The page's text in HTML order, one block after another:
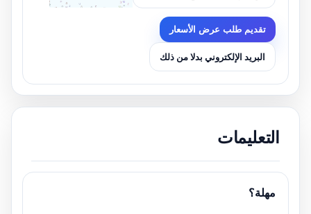
تقديم طلب عرض الأسعار
البريد الإلكتروني بدلا من ذلك
التعليمات
مهلة؟